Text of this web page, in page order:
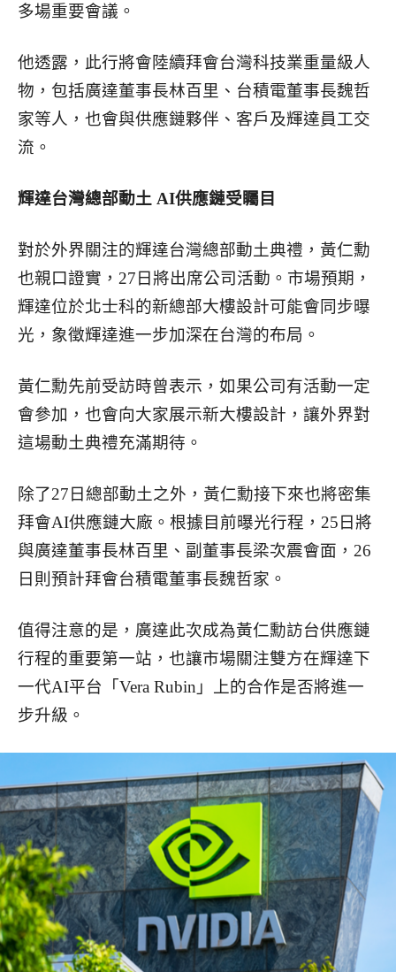
多場重要會議。
他透露，此行將會陸續拜會台灣科技業重量級人
物，包括廣達董事長林百里、台積電董事長魏哲
家等人，也會與供應鏈夥伴、客戶及輝達員工交
流。
輝達台灣總部動土 AI供應鏈受矚目
對於外界關注的輝達台灣總部動土典禮，黃仁勳
也親口證實，27日將出席公司活動。市場預期，
輝達位於北士科的新總部大樓設計可能會同步曝
光，象徵輝達進一步加深在台灣的布局。
黃仁勳先前受訪時曾表示，如果公司有活動一定
會參加，也會向大家展示新大樓設計，讓外界對
這場動土典禮充滿期待。
除了27日總部動土之外，黃仁勳接下來也將密集
拜會AI供應鏈大廠。根據目前曝光行程，25日將
與廣達董事長林百里、副董事長梁次震會面，26
日則預計拜會台積電董事長魏哲家。
值得注意的是，廣達此次成為黃仁勳訪台供應鏈
行程的重要第一站，也讓市場關注雙方在輝達下
一代AI平台「Vera Rubin」上的合作是否將進一
步升級。